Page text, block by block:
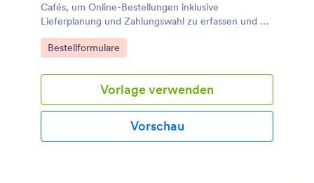
Cafés, um Online-Bestellungen inklusive
Lieferplanung und Zahlungswahl zu erfassen und die
Datenerfassung mit Jotform im Alltag zu
vereinfachen.
Go to Category:
Bestellformulare
Vorlage verwenden
Vorschau